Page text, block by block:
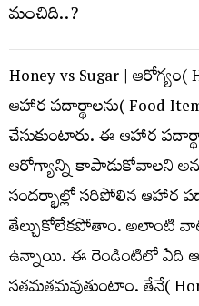
Honey vs Sugar | ఆరోగ్యం(
ఆహార ప‌దార్థాల‌ను( Food
చేసుకుంటారు. ఈ ఆహార
ఆరోగ్యాన్ని కాపాడుకోవాల‌ని
సంద‌ర్భాల్లో స‌రిపోలిన ఆహార
తేల్చుకోలేక‌పోతాం. అలాంటి
ఉన్నాయి. ఈ రెండింటిలో ఏది
స‌త‌మ‌త‌మ‌వుతుంటాం. తేనే(